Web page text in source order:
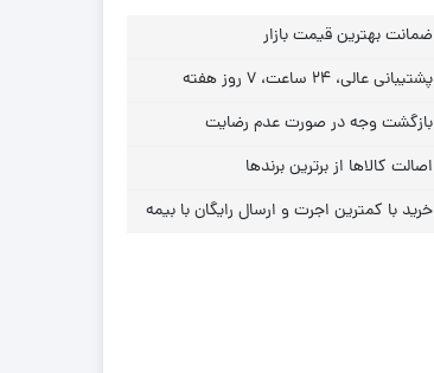
ضمانت بهترین قیمت بازار
پشتیبانی عالی، 24 ساعت، 7 روز هفته
بازگشت وجه در صورت عدم رضایت
اصالت کالاها از برترین برندها
خرید با کمترین اجرت و ارسال رایگان با بیمه